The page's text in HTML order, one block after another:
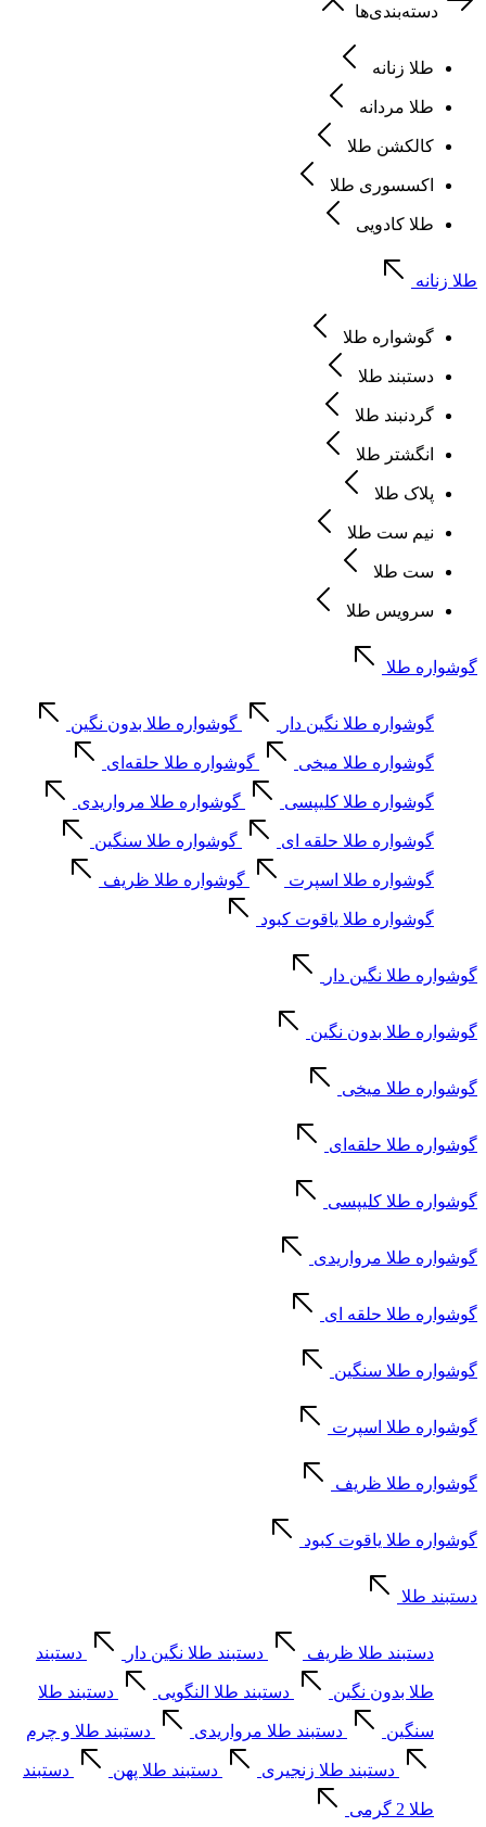
دسته‌بندی‌ها
طلا زنانه
طلا مردانه
کالکشن طلا
اکسسوری طلا
طلا کادویی
طلا زنانه
گوشواره طلا
دستبند طلا
گردنبند طلا
انگشتر طلا
پلاک طلا
نیم ست طلا
ست طلا
سرویس طلا
گوشواره طلا
گوشواره طلا نگین دار گوشواره طلا بدون نگین
گوشواره طلا میخی گوشواره طلا حلقه‌ای
گوشواره طلا کلیپسی گوشواره طلا مرواریدی
گوشواره طلا حلقه ای گوشواره طلا سنگین
گوشواره طلا اسپرت گوشواره طلا ظریف
گوشواره طلا یاقوت کبود
گوشواره طلا نگین دار
گوشواره طلا بدون نگین
گوشواره طلا میخی
گوشواره طلا حلقه‌ای
گوشواره طلا کلیپسی
گوشواره طلا مرواریدی
گوشواره طلا حلقه ای
گوشواره طلا سنگین
گوشواره طلا اسپرت
گوشواره طلا ظریف
گوشواره طلا یاقوت کبود
دستبند طلا
دستبند طلا ظریف دستبند طلا نگین دار دستبند
طلا بدون نگین دستبند طلا النگویی دستبند طلا
سنگین دستبند طلا مرواریدی دستبند طلا و چرم
دستبند طلا زنجیری دستبند طلا پهن دستبند
طلا 2 گرمی